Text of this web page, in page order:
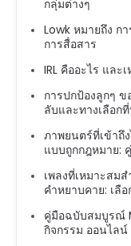
กลุ่มต่างๆ
Lowk หมายถึง ก
การสื่อสาร
IRL คืออะไร แล
การปกป้องลูกๆ
ลับและทางเลือก
ภาพยนตร์ที่เข้าถึ
แบบถูกกฎหมาย:
เพลงที่เหมาะสม
คำหยาบคาย: เลื
คู่มือฉบับสมบูรณ์
กิจกรรม ออนไล